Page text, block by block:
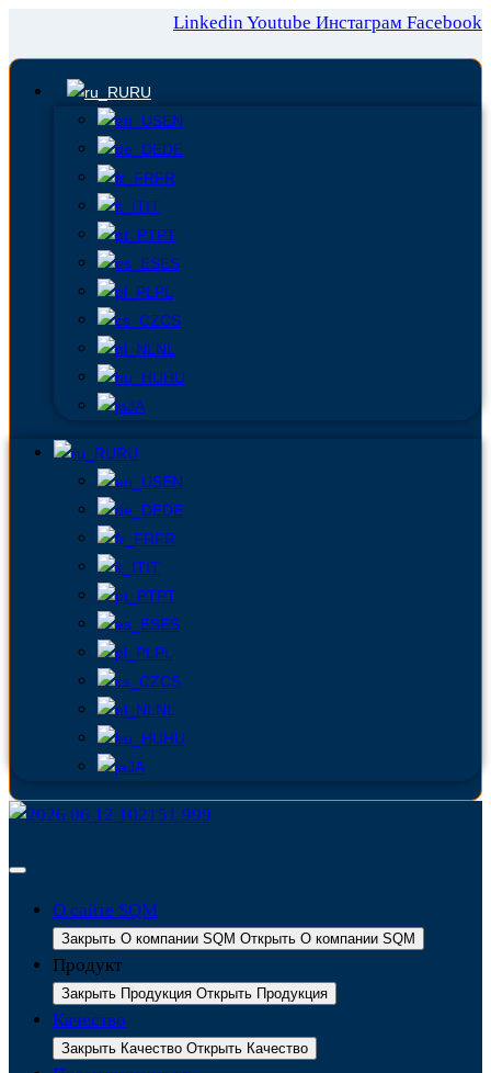
LinkedinYoutube Инстаграм Facebook
RU
EN
DE
FR
IT
PT
ES
PL
CS
NL
HU
JA
RU
EN
DE
FR
IT
PT
ES
PL
CS
NL
HU
JA
О сайте SQM
Закрыть О компании SQM Открыть О компании SQM
Продукт
Закрыть Продукция Открыть Продукция
Качество
Закрыть Качество Открыть Качество